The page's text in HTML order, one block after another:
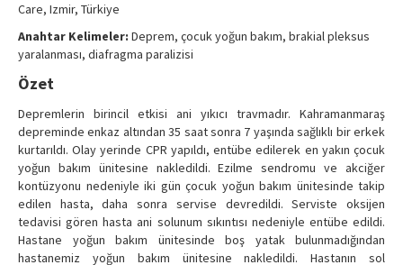
Care, Izmir, Türkiye
Anahtar Kelimeler: Deprem, çocuk yoğun bakım, brakial pleksus
yaralanması, diafragma paralizisi
Özet
Depremlerin birincil etkisi ani yıkıcı travmadır. Kahramanmaraş
depreminde enkaz altından 35 saat sonra 7 yaşında sağlıklı bir erkek
kurtarıldı. Olay yerinde CPR yapıldı, entübe edilerek en yakın çocuk
yoğun bakım ünitesine nakledildi. Ezilme sendromu ve akciğer
kontüzyonu nedeniyle iki gün çocuk yoğun bakım ünitesinde takip
edilen hasta, daha sonra servise devredildi. Serviste oksijen
tedavisi gören hasta ani solunum sıkıntısı nedeniyle entübe edildi.
Hastane yoğun bakım ünitesinde boş yatak bulunmadığından
hastanemiz yoğun bakım ünitesine nakledildi. Hastanın sol